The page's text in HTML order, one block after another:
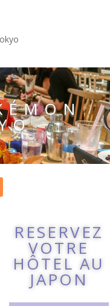
RESERVEZ
VOTRE
HÔTEL AU
JAPON